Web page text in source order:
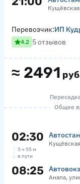
≈ 2491
Перевозчик:ИП
4.2 5 отзывов
Общее
02:30
5 ч 55 м
в пути
08:25 Анапа,